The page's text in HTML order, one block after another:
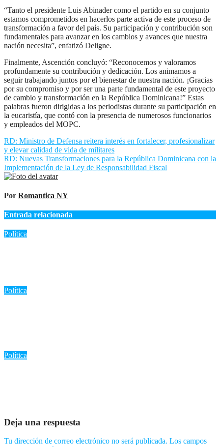
“Tanto el presidente Luis Abinader como el partido en su conjunto
estamos comprometidos en hacerlos parte activa de este proceso de
transformación a favor del país. Su participación y contribución son
fundamentales para avanzar en los cambios y avances que nuestra
nación necesita”, enfatizó Deligne.
Finalmente, Ascención concluyó: “Reconocemos y valoramos
profundamente su contribución y dedicación. Los animamos a
seguir trabajando juntos por el bienestar de nuestra nación. ¡Gracias
por su compromiso y por ser una parte fundamental de este proyecto
de cambio y transformación en la República Dominicana!” Estas
palabras fueron dirigidas a los periodistas durante su participación en
la eucaristía, que contó con la presencia de numerosos funcionarios
y empleados del MOPC.
Navegación
de
entradas
RD: Ministro de Defensa reitera interés en fortalecer, profesionalizar
y elevar calidad de vida de militares
RD: Nuevas Transformaciones para la República Dominicana con la
Implementación de la Ley de Responsabilidad Fiscal
Por Romantica NY
Entrada relacionada
Política
Política
Política
Deja una respuesta
Tu dirección de correo electrónico no será publicada. Los campos